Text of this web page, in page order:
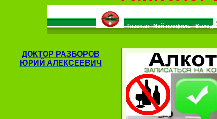
Главная|Мой профиль|Выход
ДОКТОР РАЗБОРОВ
ЮРИЙ АЛЕКСЕЕВИЧ